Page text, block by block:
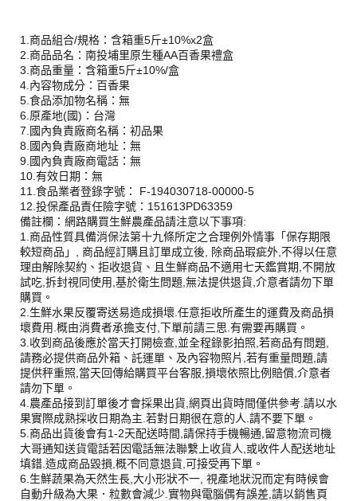
1.商品組合/規格：含箱重5斤±10%x2盒
2.商品品名：南投埔里原生種AA百香果禮盒
3.商品重量：含箱重5斤±10%/盒
4.內容物成分：百香果
5.食品添加物名稱：無
6.原產地(國)：台灣
7.國內負責廠商名稱：初品果
8.國內負責廠商地址：無
9.國內負責廠商電話：無
10.有效日期：無
11.食品業者登錄字號： F-194030718-00000-5
12.投保產品責任險字號：151613PD63359
備註欄：網路購買生鮮農產品請注意以下事項:
1.商品性質具備消保法第十九條所定之合理例外情事「保存期限
較短商品」, 商品經訂購且訂單成立後, 除商品瑕疵外,不得以任意
理由解除契約、拒收退貨、且生鮮商品不適用七天鑑賞期,不開放
試吃,拆封視同使用,基於衛生問題,無法提供退貨,介意者請勿下單
購買。
2.生鮮水果反覆寄送易造成損壞.任意拒收所產生的運費及商品損
壞費用.概由消費者承擔支付,下單前請三思.有需要再購買。
3.收到商品後應於當天打開檢查,並全程錄影拍照,若商品有問題,
請務必提供商品外箱、託運單、及內容物照片,若有重量問題,請
提供秤重照,當天回傳給購買平台客服,損壞依照比例賠償,介意者
請勿下單。
4.農產品接到訂單後才會採果出貨,網頁出貨時間僅供參考.請以水
果實際成熟採收日期為主.若對日期很在意的人.請不要下單。
5.商品出貨後會有1-2天配送時間,請保持手機暢通,留意物流司機
大哥通知送貨電話若因電話無法聯繫上收貨人,或收件人配送地址
填錯.造成商品毀損,概不同意退貨,可接受再下單。
6.生鮮蔬果為天然生長,大小形狀不一, 視產地狀況而定有時候會
自動升級為大果．粒數會減少.實物與電腦偶有誤差,請以銷售頁